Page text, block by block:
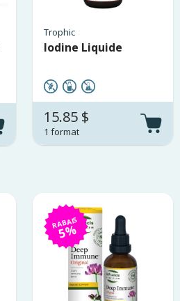
Trophic
Iodine Liquide
15.85 $
1 format
RABAIS
5%